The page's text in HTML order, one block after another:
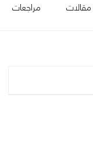
مقالات مراجعات